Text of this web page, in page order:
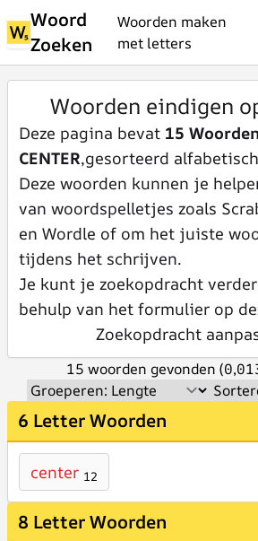
Woord
Zoeken
Woorden maken
met letters
Woorden eindigen
Deze pagina bevat 15
CENTER,gesorteerd
Deze woorden kunnen je
van woordspelletjes zoals
en Wordle of om het juiste
tijdens het schrijven.
Je kunt je zoekopdracht
behulp van het formulier op
Zoekopdracht
15 woorden gevonden
6 Letter Woorden
center 12
8 Letter Woorden